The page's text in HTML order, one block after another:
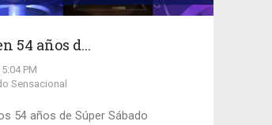
54 años d...
PM
Sensacional
54 años de Súper Sábado